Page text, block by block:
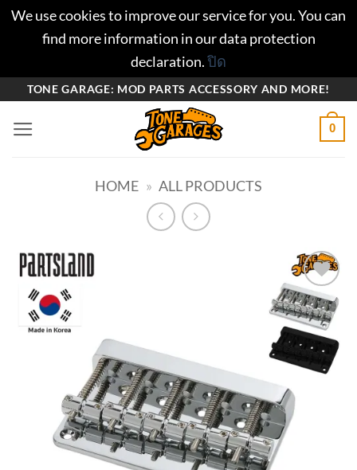
We use cookies to improve our service for you. You can
find more information in our data protection
declaration.ปิด
ยัง
TONE GARAGE: MOD PARTS ACCESSORY AND MORE!
0
HOME » ALL PRODUCTS
Add to
wishlist